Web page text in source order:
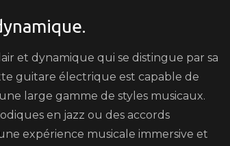
et dynamique qui se distingue par sa
guitare électrique est capable de
large gamme de styles musicaux.
en jazz ou des accords
expérience musicale immersive et